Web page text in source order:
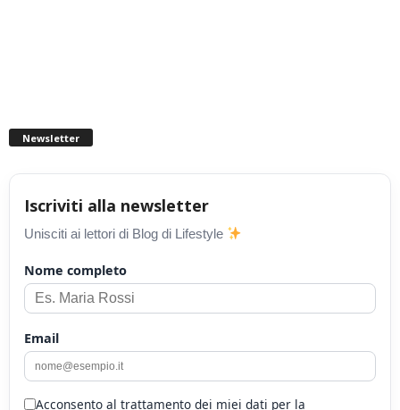
Newsletter
Iscriviti alla newsletter
Unisciti ai lettori di Blog di Lifestyle
Nome completo
Email
Acconsento al trattamento dei miei dati per la